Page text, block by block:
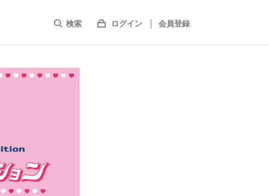
検索 ログイン 会員登録